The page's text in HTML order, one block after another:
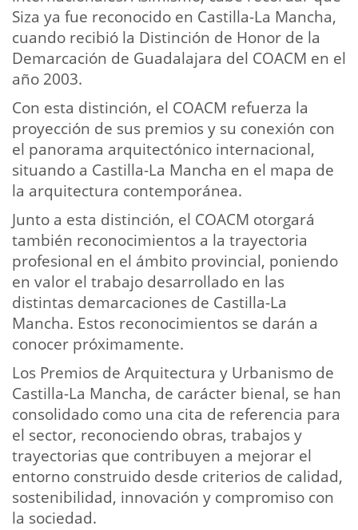
Siza ya fue reconocido en Castilla-La Mancha,
cuando recibió la Distinción de Honor de la
Demarcación de Guadalajara del COACM en el
año 2003.
Con esta distinción, el COACM refuerza la
proyección de sus premios y su conexión con
el panorama arquitectónico internacional,
situando a Castilla-La Mancha en el mapa de
la arquitectura contemporánea.
Junto a esta distinción, el COACM otorgará
también reconocimientos a la trayectoria
profesional en el ámbito provincial, poniendo
en valor el trabajo desarrollado en las
distintas demarcaciones de Castilla-La
Mancha. Estos reconocimientos se darán a
conocer próximamente.
Los Premios de Arquitectura y Urbanismo de
Castilla-La Mancha, de carácter bienal, se han
consolidado como una cita de referencia para
el sector, reconociendo obras, trabajos y
trayectorias que contribuyen a mejorar el
entorno construido desde criterios de calidad,
sostenibilidad, innovación y compromiso con
la sociedad.